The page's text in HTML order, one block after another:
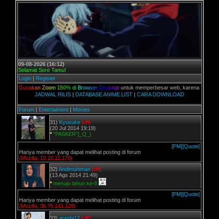
09-08-2026 (16:12)
Selamat Sore Tamu!
Login | Register
kan Zoom 150% di Bro wser Desk topuntuk memperbesar web, karena aslinya web
JADWAL RILIS | DATABASE ANIME LIST | CARA DOWNLOAD
Forum | Entertaiment | Movies
31) Kyusuke [off]
(20 Jul 2014 19:19)
* "PASKER"[_Q_]
[PM][Quote]
Hanya member yang dapat melihat posting di forum
(Mozilla, 10.10.11.170)
32) Andimuhiman [off]
(13 Ags 2014 21:49)
* menuju tahun ke-8
[PM][Quote]
Hanya member yang dapat melihat posting di forum
(Mozilla, 36.75.141.128)